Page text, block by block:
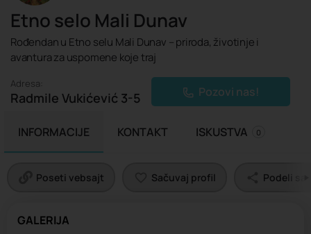
Etno selo Mali Dunav
Rođendan u Etno selu Mali Dunav – priroda, životinje i
avantura za uspomene koje traj
Adresa:
Radmile Vukićević 3-5 Pozovi nas!
INFORMACIJE KONTAKT ISKUSTVA 0
Poseti vebsajt Sačuvaj profil Podeli sa
GALERIJA